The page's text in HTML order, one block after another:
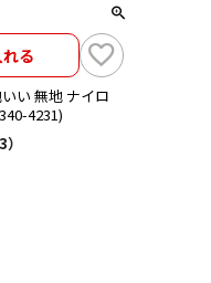
る
い 無地 ナイロ
4231)